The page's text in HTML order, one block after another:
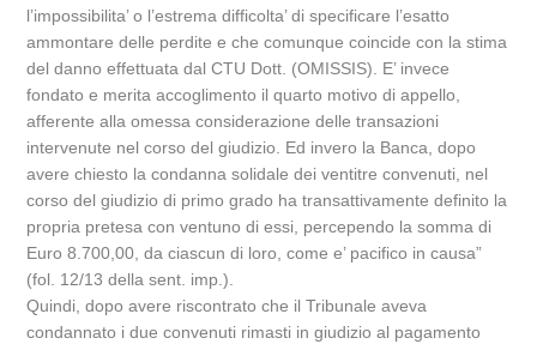
l’impossibilita’ o l’estrema difficolta’ di specificare l’esatto
ammontare delle perdite e che comunque coincide con la stima
del danno effettuata dal CTU Dott. (OMISSIS). E’ invece
fondato e merita accoglimento il quarto motivo di appello,
afferente alla omessa considerazione delle transazioni
intervenute nel corso del giudizio. Ed invero la Banca, dopo
avere chiesto la condanna solidale dei ventitre convenuti, nel
corso del giudizio di primo grado ha transattivamente definito la
propria pretesa con ventuno di essi, percependo la somma di
Euro 8.700,00, da ciascun di loro, come e’ pacifico in causa”
(fol. 12/13 della sent. imp.).
Quindi, dopo avere riscontrato che il Tribunale aveva
condannato i due convenuti rimasti in giudizio al pagamento